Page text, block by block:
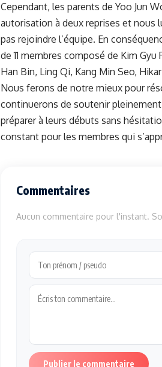
Cependant, les parents de Yoo Jun
autorisation à deux reprises et nous
pas rejoindre l’équipe. En
de 11 membres composé de Kim
Han Bin, Ling Qi, Kang Min Seo,
Nous ferons de notre mieux pour
continuerons de soutenir pleinement
préparer à leurs débuts sans
constant pour les membres qui
Commentaires
Aucun commentaire pour l'instant.
Publier le commentaire